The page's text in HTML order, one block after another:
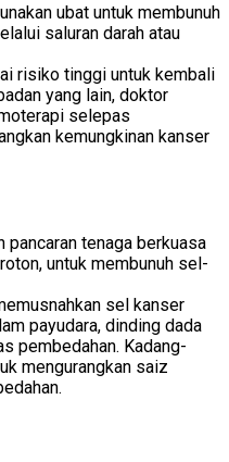
ubat untuk membunuh
saluran darah atau
risiko tinggi untuk kembali
yang lain, doktor
selepas
kemungkinan kanser
pancaran tenaga berkuasa
untuk membunuh sel-
sel kanser
payudara, dinding dada
pembedahan. Kadang-
mengurangkan saiz